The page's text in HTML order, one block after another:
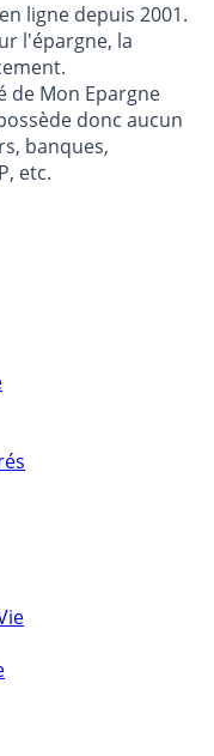
ligne depuis 2001.
l'épargne, la
Mon Epargne
donc aucun
etc.